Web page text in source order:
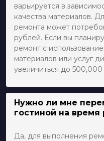
варьируется в
качества материалов.
ремонта может
рублей. Если вы
ремонт с
материалов или услуг
увеличиться до
Нужно ли мне
гостиной на время
Да, для выполнения